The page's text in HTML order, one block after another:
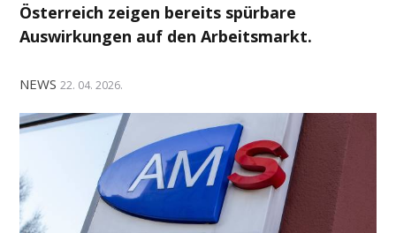
Österreich zeigen bereits spürbare
Auswirkungen auf den Arbeitsmarkt.
NEWS 22. 04. 2026.